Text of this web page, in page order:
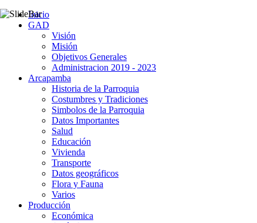
Inicio
GAD
Visión
Misión
Objetivos Generales
Administracion 2019 - 2023
Arcapamba
Historia de la Parroquia
Costumbres y Tradiciones
Simbolos de la Parroquia
Datos Importantes
Salud
Educación
Vivienda
Transporte
Datos geográficos
Flora y Fauna
Varios
Producción
Económica